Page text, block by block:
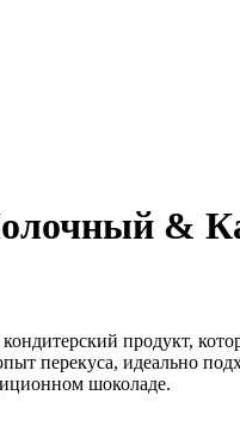
&
продукт,
перекуса, идеально
шоколаде.